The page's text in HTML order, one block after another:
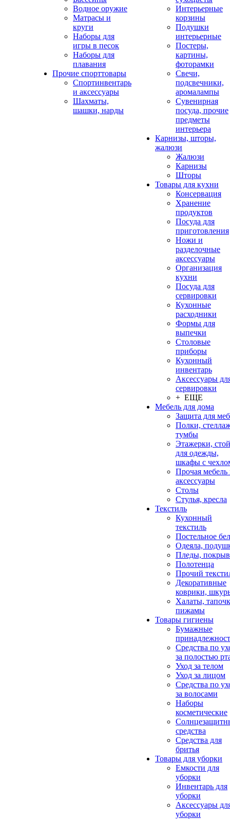
Водное оружие
Матрасы и
круги
Наборы для
игры в песок
Наборы для
плавания
Прочие спорттовары
Спортинвентарь
и аксессуары
Шахматы,
шашки, нарды
Интерьерные
корзины
Подушки
интерьерные
Постеры,
картины,
фоторамки
Свечи,
подсвечники,
аромалампы
Сувенирная
посуда, прочие
предметы
интерьера
Карнизы, шторы,
жалюзи
Жалюзи
Карнизы
Шторы
Товары для кухни
Консервация
Хранение
продуктов
Посуда для
приготовления
Ножи и
разделочные
аксессуары
Организация
кухни
Посуда для
сервировки
Кухонные
расходники
Формы для
выпечки
Столовые
приборы
Кухонный
инвентарь
Аксессуары
сервировки
+ ЕЩЕ
Мебель для дома
Защита для
Полки,
тумбы
Этажерки,
для одежды,
шкафы с
Прочая мебель
аксессуары
Столы
Стулья, кресла
Текстиль
Кухонный
текстиль
Постельное
Одеяла,
Пледы,
Полотенца
Прочий
Декоративные
коврики,
Халаты,
пижамы
Товары гигиены
Бумажные
Средства по
за полостью
Уход за телом
Уход за лицом
Средства по
за волосами
Наборы
косметические
средства
Средства для
бритья
Товары для уборки
Емкости для
уборки
Инвентарь для
уборки
Аксессуары
уборки